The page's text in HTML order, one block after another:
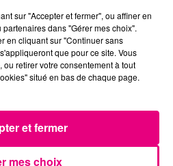
DE 13 ANS PORTÉE
sur "Accepter et fermer", ou affiner en
dans "Gérer mes choix".
en cliquant sur "Continuer sans
que pour ce site. Vous
retirer votre consentement à tout
situé en bas de chaque page.
mes choix
et fermer